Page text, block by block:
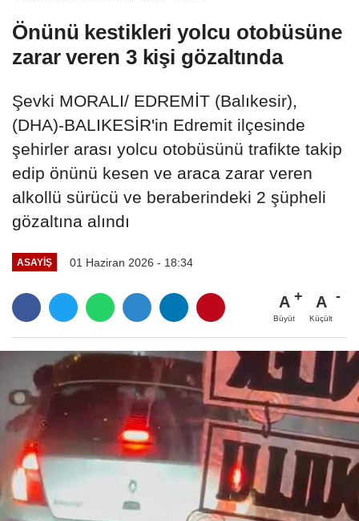
Önünü kestikleri yolcu otobüsüne
zarar veren 3 kişi gözaltında
Şevki MORALI/ EDREMİT (Balıkesir),
(DHA)-BALIKESİR'in Edremit ilçesinde
şehirler arası yolcu otobüsünü trafikte takip
edip önünü kesen ve araca zarar veren
alkollü sürücü ve beraberindeki 2 şüpheli
gözaltına alındı
ASAYIŞ 01 Haziran 2026 - 18:34
A
Büyüt
A
Küçült